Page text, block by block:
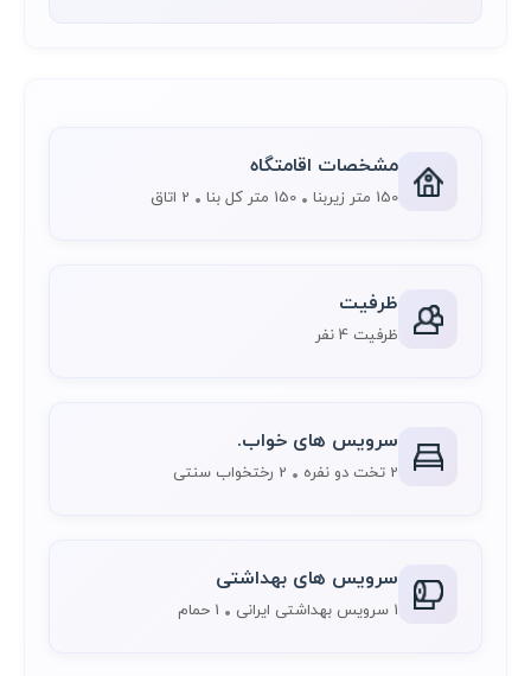
مشخصات اقامتگاه
150 متر زیربنا 150 متر کل بنا 2 اتاق
ظرفیت
ظرفیت 4 نفر
سرویس های خواب.
2 تخت دو نفره 2 رختخواب سنتی
سرویس های بهداشتی
1 سرویس بهداشتی ایرانی 1 حمام